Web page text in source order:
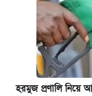
হরমুজ প্রণালি নিয়ে